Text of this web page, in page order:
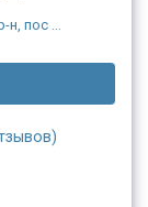
пос ...